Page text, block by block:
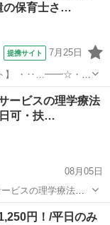
の保育士さ…
提携サイト 7月25日
ト】 ・‥…━━☆・
しっかり働けま
立もばっちり♪ ＊ピ
ービスの理学療法
可・扶…
08月05日
ビスの理学療法士>
集団機能訓練プロ
のケア業務全般 スタ
円！/平日のみ